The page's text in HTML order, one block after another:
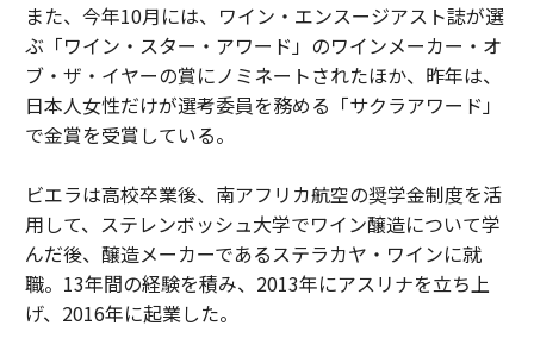
また、今年10月には、ワイン・エンスージアスト誌が選
ぶ「ワイン・スター・アワード」のワインメーカー・オ
ブ・ザ・イヤーの賞にノミネートされたほか、昨年は、
日本人女性だけが選考委員を務める「サクラアワード」
で金賞を受賞している。
ビエラは高校卒業後、南アフリカ航空の奨学金制度を活
用して、ステレンボッシュ大学でワイン醸造について学
んだ後、醸造メーカーであるステラカヤ・ワインに就
職。13年間の経験を積み、2013年にアスリナを立ち上
げ、2016年に起業した。